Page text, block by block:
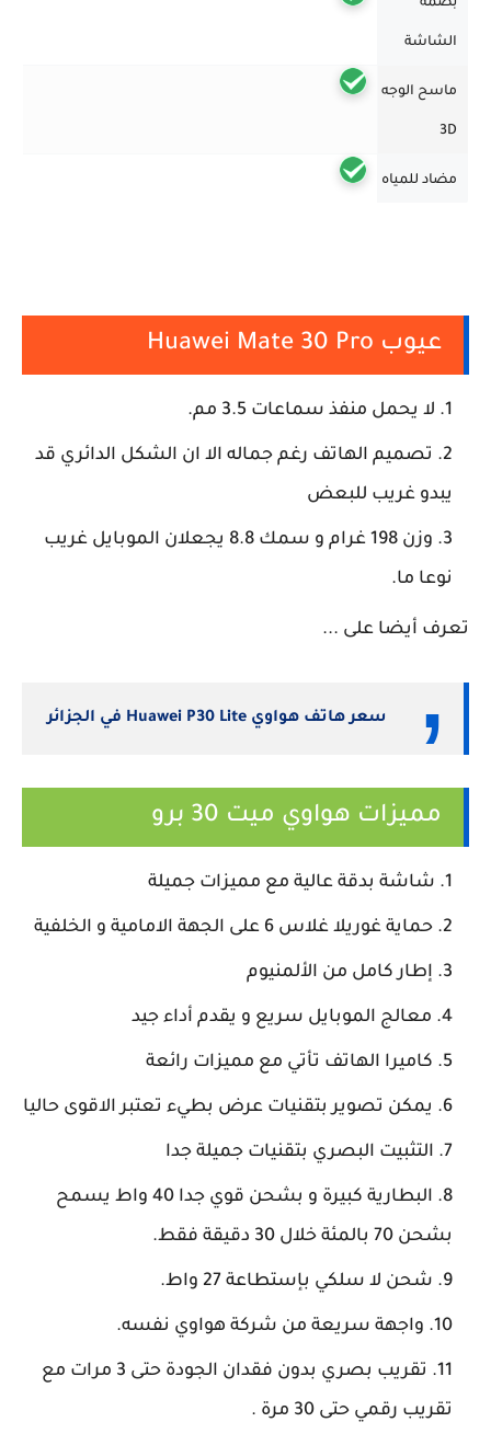
بصمة
الشاشة
ماسح الوجه
3D
مضاد للمياه
عيوب Huawei Mate 30 Pro
لا يحمل منفذ سماعات 3.5 مم.
تصميم الهاتف رغم جماله الا ان الشكل الدائري قد
يبدو غريب للبعض
وزن 198 غرام و سمك 8.8 يجعلان الموبايل غريب
نوعا ما.
تعرف أيضا على ...
سعر هاتف هواوي Huawei P30 Lite في الجزائر
مميزات هواوي ميت 30 برو
شاشة بدقة عالية مع مميزات جميلة
حماية غوريلا غلاس 6 على الجهة الامامية و الخلفية
إطار كامل من الألمنيوم
معالج الموبايل سريع و يقدم أداء جيد
كاميرا الهاتف تأتي مع مميزات رائعة
يمكن تصوير بتقنيات عرض بطيء تعتبر الاقوى حاليا
التثبيت البصري بتقنيات جميلة جدا
البطارية كبيرة و بشحن قوي جدا 40 واط يسمح
بشحن 70 بالمئة خلال 30 دقيقة فقط.
شحن لا سلكي بإستطاعة 27 واط.
واجهة سريعة من شركة هواوي نفسه.
تقريب بصري بدون فقدان الجودة حتى 3 مرات مع
تقريب رقمي حتى 30 مرة .